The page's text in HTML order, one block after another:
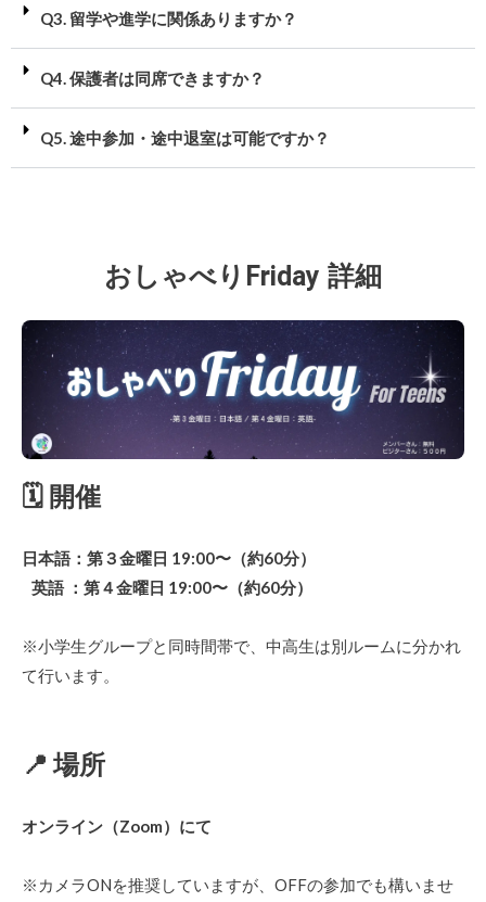
Q3. 留学や進学に関係ありますか？
Q4. 保護者は同席できますか？
Q5. 途中参加・途中退室は可能ですか？
おしゃべりFriday 詳細
🗓 開催
日本語：第３金曜日 19:00〜（約60分）
英語 ：第４金曜日 19:00〜（約60分）
※小学生グループと同時間帯で、中高生は別ルームに分かれ
て行います。
📍 場所
オンライン（Zoom）にて
※カメラONを推奨していますが、OFFの参加でも構いませ